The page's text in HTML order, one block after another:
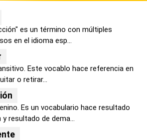
es un término con múltiples
en el idioma esp...
Este vocablo hace referencia en
o retirar...
Es un vocabulario hace resultado
resultado de dema...